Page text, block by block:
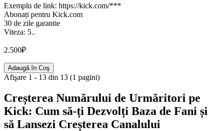
Exemplu de link: https://kick.com/***
Abonați pentru Kick.com
30 de zile garantie
Viteza: 5..
2.500₽
Adaugă în Coş
Afişare 1 - 13 din 13 (1 pagini)
Creșterea Numărului de Urmăritori pe
Kick: Cum să-ți Dezvolți Baza de Fani și
să Lansezi Creșterea Canalului